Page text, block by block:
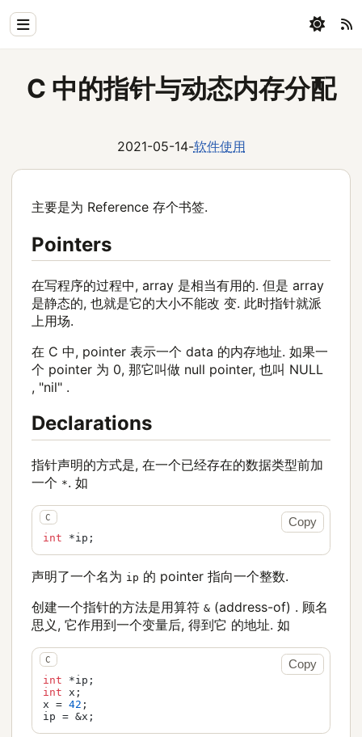
Physics
Coding
All
C 中的指针与动态内存分配
2021-05-14-软件使用
主要是为 Reference 存个书签.
Pointers
在写程序的过程中, array 是相当有用的. 但是 array
是静态的, 也就是它的大小不能改 变. 此时指针就派
上用场.
在 C 中, pointer 表示一个 data 的内存地址. 如果一
个 pointer 为 0, 那它叫做 null pointer, 也叫 NULL
, "nil" .
Declarations
指针声明的方式是, 在一个已经存在的数据类型前加
一个 *. 如
int *ip;
Copy
声明了一个名为 ip 的 pointer 指向一个整数.
创建一个指针的方法是用算符& (address-of) . 顾名
思义, 它作用到一个变量后, 得到它 的地址. 如
int
int x;
x = 42 ;
ip = &x;
Copy